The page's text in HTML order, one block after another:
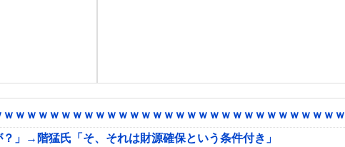
ｗｗｗｗｗｗｗｗｗｗｗｗｗｗｗｗｗｗｗｗｗｗｗｗｗｗｗｗｗ
」→階猛氏「そ、それは財源確保という条件付き」